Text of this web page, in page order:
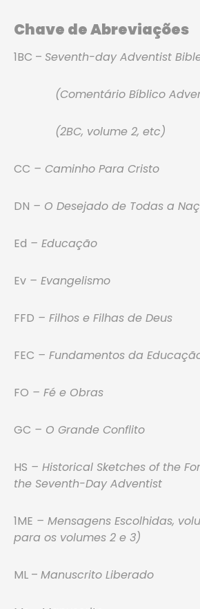
Chave de Abreviações
1BC – Seventh-day Adventist
(Comentário Bíblico
(2BC, volume 2, etc)
CC – Caminho Para Cristo
DN – O Desejado de Todas a
Ed – Educação
Ev – Evangelismo
FFD – Filhos e Filhas de Deus
FEC – Fundamentos da
FO – Fé e Obras
GC – O Grande Conflito
HS – Historical Sketches of the
the Seventh-Day Adventist
1ME – Mensagens Escolhidas,
para os volumes 2 e 3)
ML – Manuscrito Liberado